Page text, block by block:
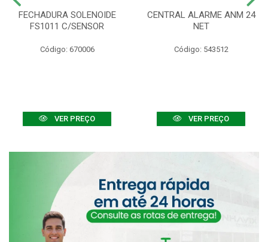
FECHADURA SOLENOIDE
FS1011 C/SENSOR
Código: 670006
VER PREÇO
CENTRAL ALARME ANM 24
NET
Código: 543512
VER PREÇO